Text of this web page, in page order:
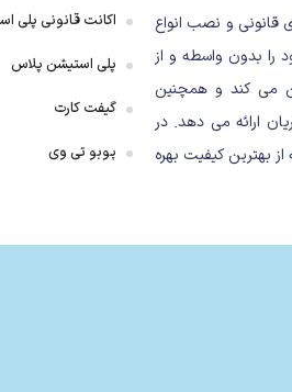
و به نبرد با تایتان‌ها بپردازند.
که توانایی تبدیل شدن به تایتان را دارد.
ماریا و محافظت از بشریت استفاده کنند.
و قدرتمندتری معرفی می‌شوند. تایتان زرهی،
و دوستانش باید با این تهدیدات جدید
اکانت های قانونی و نصب انواع
را بدون واسطه و از
می کند و همچنین
ارائه می دهد. در
بهترین کیفیت بهره
اکانت قانونی پلی
پلی استیشن پلاس
گیفت کارت
پوبو تی وی